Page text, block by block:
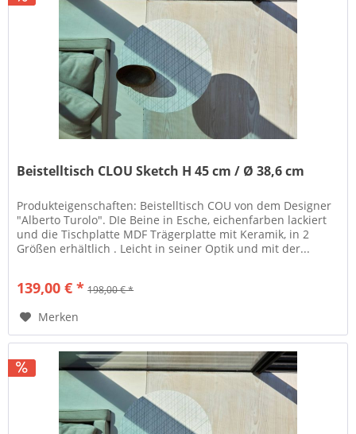
Beistelltisch CLOU Sketch H 45 cm / Ø 38,6 cm
Produkteigenschaften: Beistelltisch COU von dem Designer
"Alberto Turolo". DIe Beine in Esche, eichenfarben lackiert
und die Tischplatte MDF Trägerplatte mit Keramik, in 2
Größen erhältlich . Leicht in seiner Optik und mit der...
139,00 € * 198,00 € *
Merken